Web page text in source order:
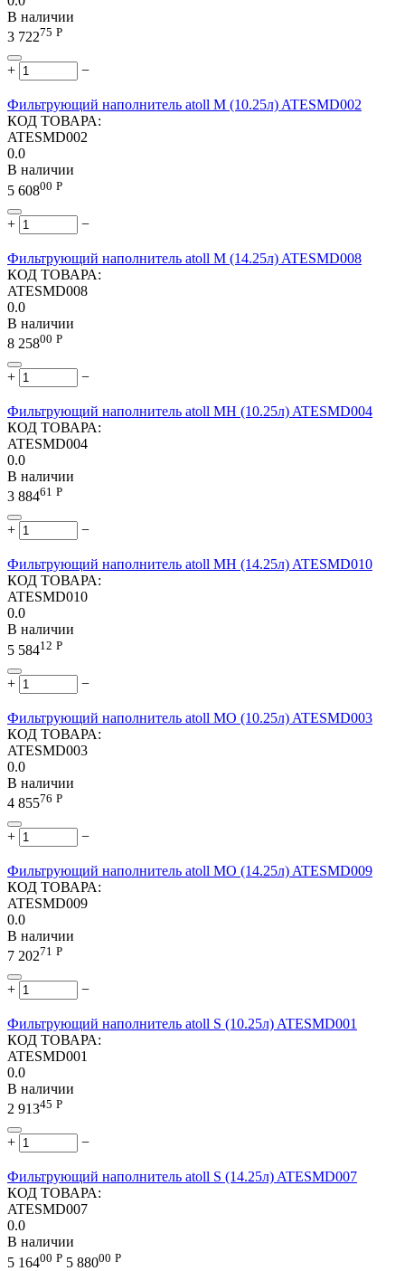
В наличии
3 72275 Р
+ −
Фильтрующий наполнитель atoll M (10.25л) ATESMD002
КОД ТОВАРА:
ATESMD002
0.0
В наличии
5 60800 Р
+ −
Фильтрующий наполнитель atoll M (14.25л) ATESMD008
КОД ТОВАРА:
ATESMD008
0.0
В наличии
8 25800 Р
+ −
Фильтрующий наполнитель atoll MH (10.25л) ATESMD004
КОД ТОВАРА:
ATESMD004
0.0
В наличии
3 88461 Р
+ −
Фильтрующий наполнитель atoll MH (14.25л) ATESMD010
КОД ТОВАРА:
ATESMD010
0.0
В наличии
5 58412 Р
+ −
Фильтрующий наполнитель atoll MO (10.25л) ATESMD003
КОД ТОВАРА:
ATESMD003
0.0
В наличии
4 85576 Р
+ −
Фильтрующий наполнитель atoll MO (14.25л) ATESMD009
КОД ТОВАРА:
ATESMD009
0.0
В наличии
7 20271 Р
+ −
Фильтрующий наполнитель atoll S (10.25л) ATESMD001
КОД ТОВАРА:
ATESMD001
0.0
В наличии
2 91345 Р
+ −
Фильтрующий наполнитель atoll S (14.25л) ATESMD007
КОД ТОВАРА:
ATESMD007
0.0
В наличии
5 16400 Р 5 88000 Р